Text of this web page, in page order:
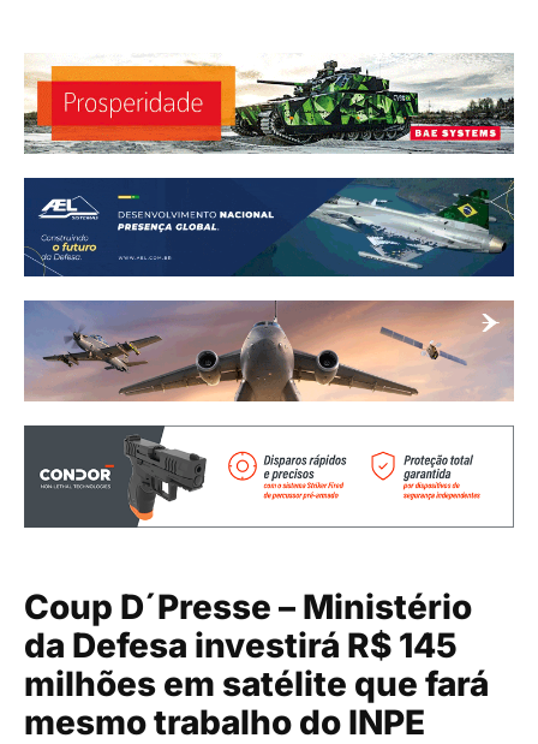
Coup D´Presse – Ministério
da Defesa investirá R$ 145
milhões em satélite que fará
mesmo trabalho do INPE